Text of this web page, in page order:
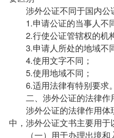
涉外公证不同于国内公
1.申请公证的当事人不
2.行使公证管辖权的机
3.申请人所处的地域不
4.使用文字不同；
5.使用地域不同；
6.适用法律有特别要求。
二、涉外公证的法律作
涉外公证的法律作用体
中，涉外公证文书主要用于
（一）用于办理出境和